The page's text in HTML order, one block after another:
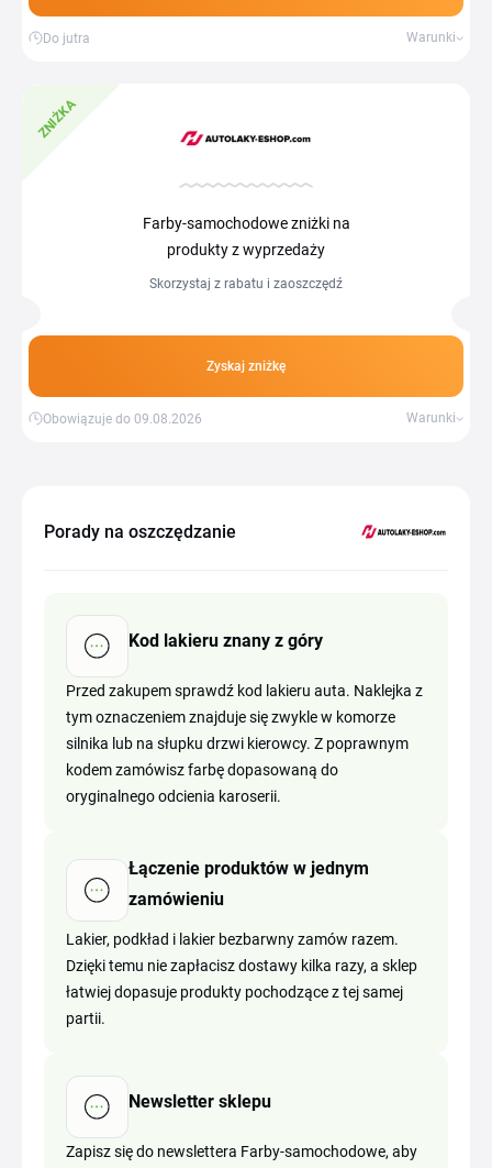
Do jutra Warunki
ZNIŻKA
Farby-samochodowe zniżki na
produkty z wyprzedaży
Skorzystaj z rabatu i zaoszczędź
Zyskaj zniżkę
Obowiązuje do 09.08.2026 Warunki
Porady na oszczędzanie
Kod lakieru znany z góry
Przed zakupem sprawdź kod lakieru auta. Naklejka z
tym oznaczeniem znajduje się zwykle w komorze
silnika lub na słupku drzwi kierowcy. Z poprawnym
kodem zamówisz farbę dopasowaną do
oryginalnego odcienia karoserii.
Łączenie produktów w jednym
zamówieniu
Lakier, podkład i lakier bezbarwny zamów razem.
Dzięki temu nie zapłacisz dostawy kilka razy, a sklep
łatwiej dopasuje produkty pochodzące z tej samej
partii.
Newsletter sklepu
Zapisz się do newslettera Farby-samochodowe, aby